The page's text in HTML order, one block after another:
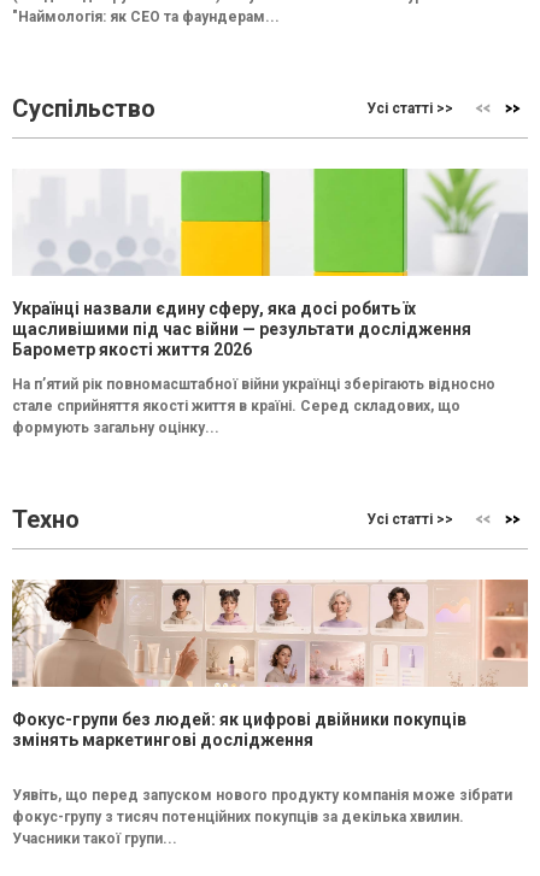
"Наймологія: як СEO та фаундерам...
Суспільство Усі статті >>
Українці назвали єдину сферу, яка досі робить їх
щасливішими під час війни — результати дослідження
Барометр якості життя 2026
На п’ятий рік повномасштабної війни українці зберігають відносно
стале сприйняття якості життя в країні. Серед складових, що
формують загальну оцінку...
Техно Усі статті >>
Фокус-групи без людей: як цифрові двійники покупців
змінять маркетингові дослідження
Уявіть, що перед запуском нового продукту компанія може зібрати
фокус-групу з тисяч потенційних покупців за декілька хвилин.
Учасники такої групи...